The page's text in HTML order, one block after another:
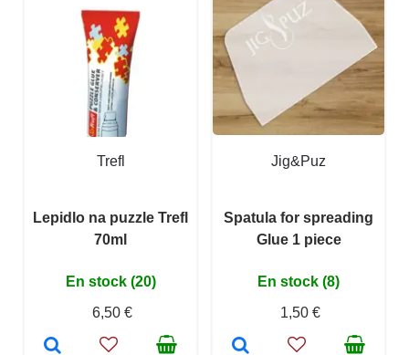
Trefl
Lepidlo na puzzle Trefl
70ml
En stock (20)
6,50 €
Jig&Puz
Spatula for spreading
Glue 1 piece
En stock (8)
1,50 €